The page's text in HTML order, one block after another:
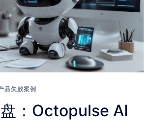
品失败案例
：Octopulse AI